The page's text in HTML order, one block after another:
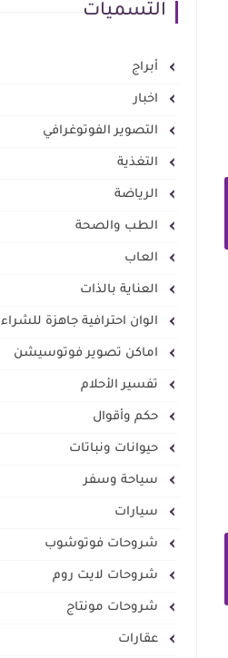
التسميات
أبراج
اخبار
التصوير الفوتوغرافي
التغذية
الرياضة
الطب والصحة
العاب
العناية بالذات
الوان احترافية جاهزة للشراء
اماكن تصوير فوتوسيشن
تفسير الأحلام
حكم وأقوال
حيوانات ونباتات
سياحة وسفر
سيارات
شروحات فوتوشوب
شروحات لايت روم
شروحات مونتاج
عقارات